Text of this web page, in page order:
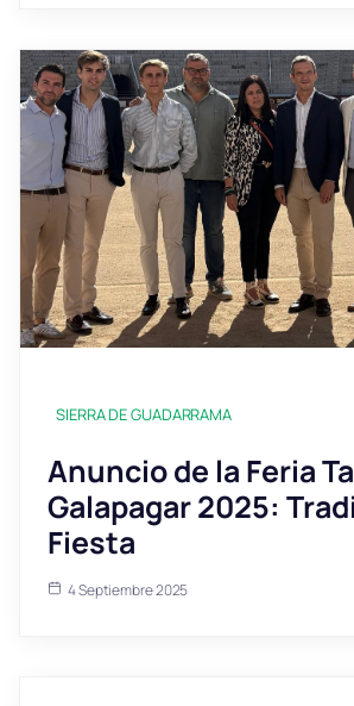
SIERRA DE GUADARRAMA
Anuncio de la Feria
Galapagar 2025:
Fiesta
4 Septiembre 2025